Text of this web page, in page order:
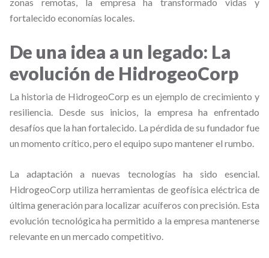
fortalecido economías locales.
De una idea a un legado: La
evolución de HidrogeoCorp
La historia de HidrogeoCorp es un ejemplo de crecimiento y
resiliencia. Desde sus inicios, la empresa ha enfrentado
desafíos que la han fortalecido. La pérdida de su fundador fue
un momento crítico, pero el equipo supo mantener el rumbo.
La adaptación a nuevas tecnologías ha sido esencial.
HidrogeoCorp utiliza herramientas de geofísica eléctrica de
última generación para localizar acuíferos con precisión. Esta
evolución tecnológica ha permitido a la empresa mantenerse
relevante en un mercado competitivo.